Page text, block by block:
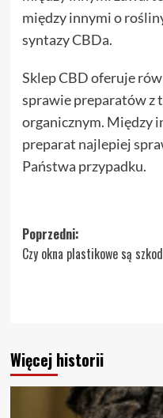
między innymi o
syntazy CBDa.
Sklep CBD oferuje
sprawie preparatów z
organicznym. Między
preparat najlepiej
Państwa przypadku.
Zobacz
wpisy
Poprzedni:
Czy okna plastikowe są
Więcej historii